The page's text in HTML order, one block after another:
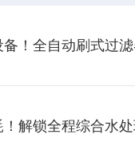
！全自动刷式过
解锁全程综合水